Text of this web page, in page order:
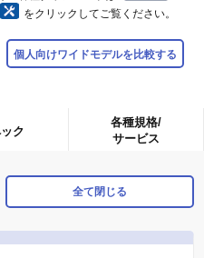
をクリックしてご覧ください。
個人向けワイドモデルを比較する
ク
各種規格/
サービス
全て閉じる